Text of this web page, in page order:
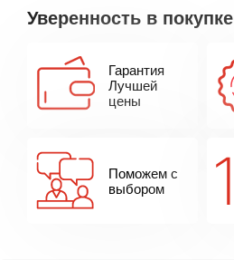
Уверенность в покупке
Гарантия
Лучшей
цены
Поможем с
выбором